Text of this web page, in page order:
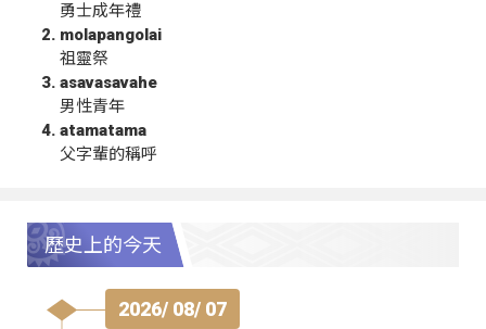
勇士成年禮
molapangolai
祖靈祭
asavasavahe
男性青年
atamatama
父字輩的稱呼
歷史上的今天
2026/ 08/ 07